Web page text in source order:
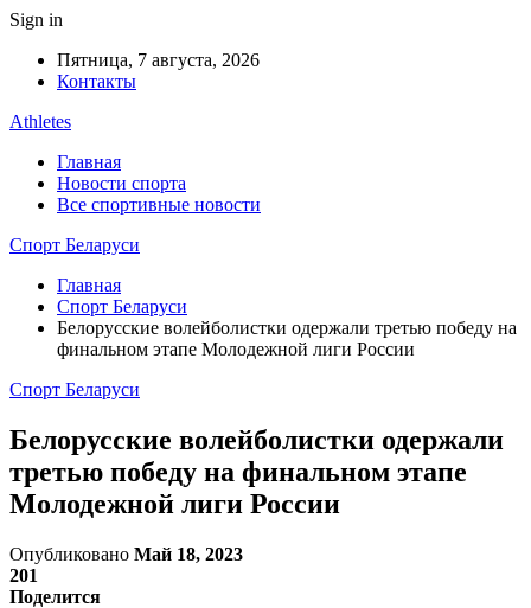
Sign in
Пятница, 7 августа, 2026
Контакты
Athletes
Главная
Новости спорта
Все спортивные новости
Спорт Беларуси
Главная
Спорт Беларуси
Белорусские волейболистки одержали третью победу на
финальном этапе Молодежной лиги России
Спорт Беларуси
Белорусские волейболистки одержали
третью победу на финальном этапе
Молодежной лиги России
Опубликовано Май 18, 2023
201
Поделится